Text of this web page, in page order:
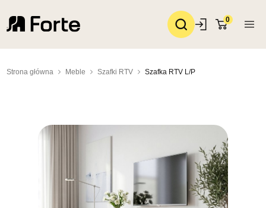
0
Strona główna Meble Szafki RTV Szafka RTV L/P